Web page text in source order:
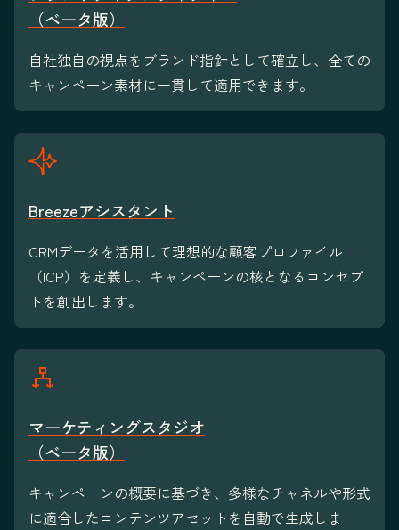
（ベータ版）
自社独自の視点をブランド指針として確立し、全ての
キャンペーン素材に一貫して適用できます。
Breezeアシスタント
CRMデータを活用して理想的な顧客プロファイル
（ICP）を定義し、キャンペーンの核となるコンセプ
トを創出します。
マーケティングスタジオ
（ベータ版）
キャンペーンの概要に基づき、多様なチャネルや形式
に適合したコンテンツアセットを自動で生成しま